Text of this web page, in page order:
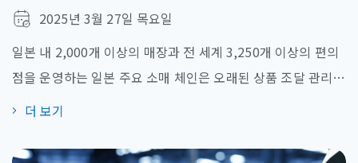
2025년 3월 27일 목요일
일본 내 2,000개 이상의 매장과 전 세계 3,250개 이상의 편의
점을 운영하는 일본 주요 소매 체인은 오래된 상품 조달 관리
시스템 으로 어려움을 겪고 있었습니다. 10년 이상 사용된 기
고 수입 시 데이터 손실 가능성 등의 문제를 야기했습니다. 이
더 보기